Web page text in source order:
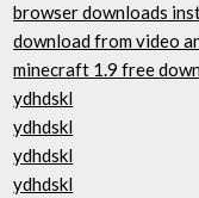
browser downloads
download from video
minecraft 1.9 free
ydhdskl
ydhdskl
ydhdskl
ydhdskl